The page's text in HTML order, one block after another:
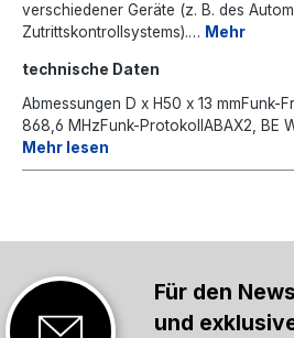
verschiedener Geräte (z. B. des
Zutrittskontrollsystems).… Mehr
technische Daten
Abmessungen D x H50 x 13 mmFunk-
868,6 MHzFunk-ProtokollABAX2, BE
Mehr lesen
Für den
und